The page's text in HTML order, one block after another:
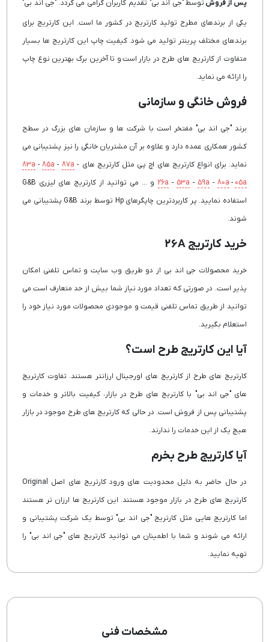
پس از فروش توسط "جی اند بی" تقدیم کاربران گرامی می گردد. "جی اند بی"
یکی از برندهای مطرح تولید کارتریج در کشور ما است. این کارتریج برای
برندهای مختلف پرینتر تولید می شود. کیفیت چاپ این کارتریج ها بسیار
متفاوت از کارتریج های طرح در بازار است و تا آخرین برگ بهترین نوع چاپ
را ارائه می نماید.
فروش خانگی و سازمانی
برند "جی اند بی" مفتخر است با شرکت ها و سازمان های بزرگ در سطح
کشور همکاری عمده دارد و علاوه بر آن مشتریان خانگی را نیز پشتیبانی می
نماید. برای انواع کارتریج های اچ پی مثل کارتریج های
83a -85a - 87a -
26a - 53a - 59a - 80a - 05a
و ... می توانید از کارتریج های لیزری G&B
استفاده نمایید. پر کاربردترین چاپگرهای Hp توسط برند G&B پشتیبانی می
شوند.
خرید کارتریج 26A
خرید محصولات جی اند بی از دو طریق وب سایت و تماس تلفنی امکان
پذیر است. در صورتی که تعداد مورد نیاز شما بیش از حد متعارف است می
توانید از طریق تماس تلفنی قیمت و موجودی محصولات مورد نیاز خود را
استعلام بگیرید.
آیا این کارتریج طرح است؟
کارتریج های طرح از کارتریج های اورجینال ارزانتر هستند. تفاوت کارتریج
های "جی اند بی" با کارتریج های طرح در بازار، کیفیت بالاتر و خدمات و
پشتیبانی پس از فروش است. در حالی که کارتریج های طرح موجود در بازار
هیچ یک از این خدمات را ندارند.
آیا کارتریج طرح بخرم
در حال حاضر به دلیل محدودیت های ورود کارتریج های اصل Original
کارتریج های طرح در بازار موجود هستند. این کارتریج ها ارزان تر هستند
اما کارتریج هایی مثل کارتریج "جی اند بی" توسط یک شرکت پشتیبانی و
ارائه می شوند و شما با اطمینان می توانید کارتریج های "جی اند بی" را
تهیه نمایید.
مشخصات فنی